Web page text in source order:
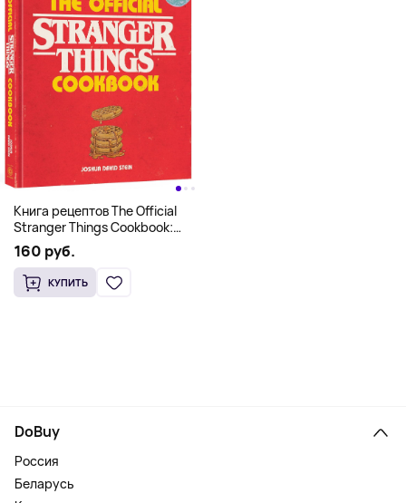
Книга рецептов The Official
Stranger Things Cookbook:
Recipes from Hawkins and
Beyond (На английском)
160 руб.
КУПИТЬ
DoBuy
Россия
Беларусь